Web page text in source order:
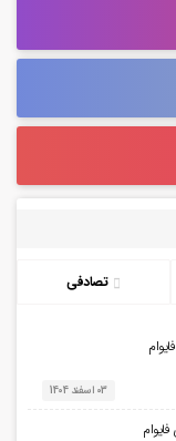
تصادفی
03 اسفند 1404